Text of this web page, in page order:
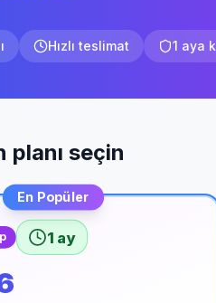
Hızlı teslimat 1 aya
planı seçin
En Popüler
1 ay